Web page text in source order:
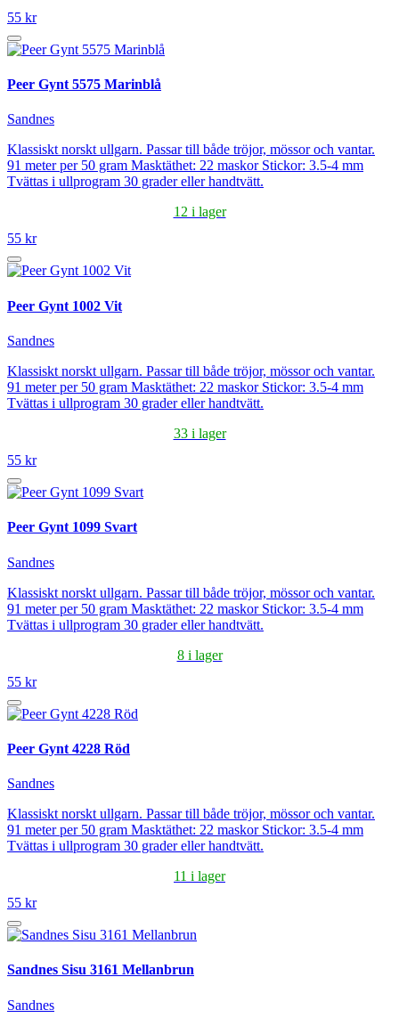
55 kr
Peer Gynt 5575 Marinblå
Sandnes
Klassiskt norskt ullgarn. Passar till både tröjor, mössor och vantar.
91 meter per 50 gram Masktäthet: 22 maskor Stickor: 3.5-4 mm
Tvättas i ullprogram 30 grader eller handtvätt.
12 i lager
55 kr
Peer Gynt 1002 Vit
Sandnes
Klassiskt norskt ullgarn. Passar till både tröjor, mössor och vantar.
91 meter per 50 gram Masktäthet: 22 maskor Stickor: 3.5-4 mm
Tvättas i ullprogram 30 grader eller handtvätt.
33 i lager
55 kr
Peer Gynt 1099 Svart
Sandnes
Klassiskt norskt ullgarn. Passar till både tröjor, mössor och vantar.
91 meter per 50 gram Masktäthet: 22 maskor Stickor: 3.5-4 mm
Tvättas i ullprogram 30 grader eller handtvätt.
8 i lager
55 kr
Peer Gynt 4228 Röd
Sandnes
Klassiskt norskt ullgarn. Passar till både tröjor, mössor och vantar.
91 meter per 50 gram Masktäthet: 22 maskor Stickor: 3.5-4 mm
Tvättas i ullprogram 30 grader eller handtvätt.
11 i lager
55 kr
Sandnes Sisu 3161 Mellanbrun
Sandnes